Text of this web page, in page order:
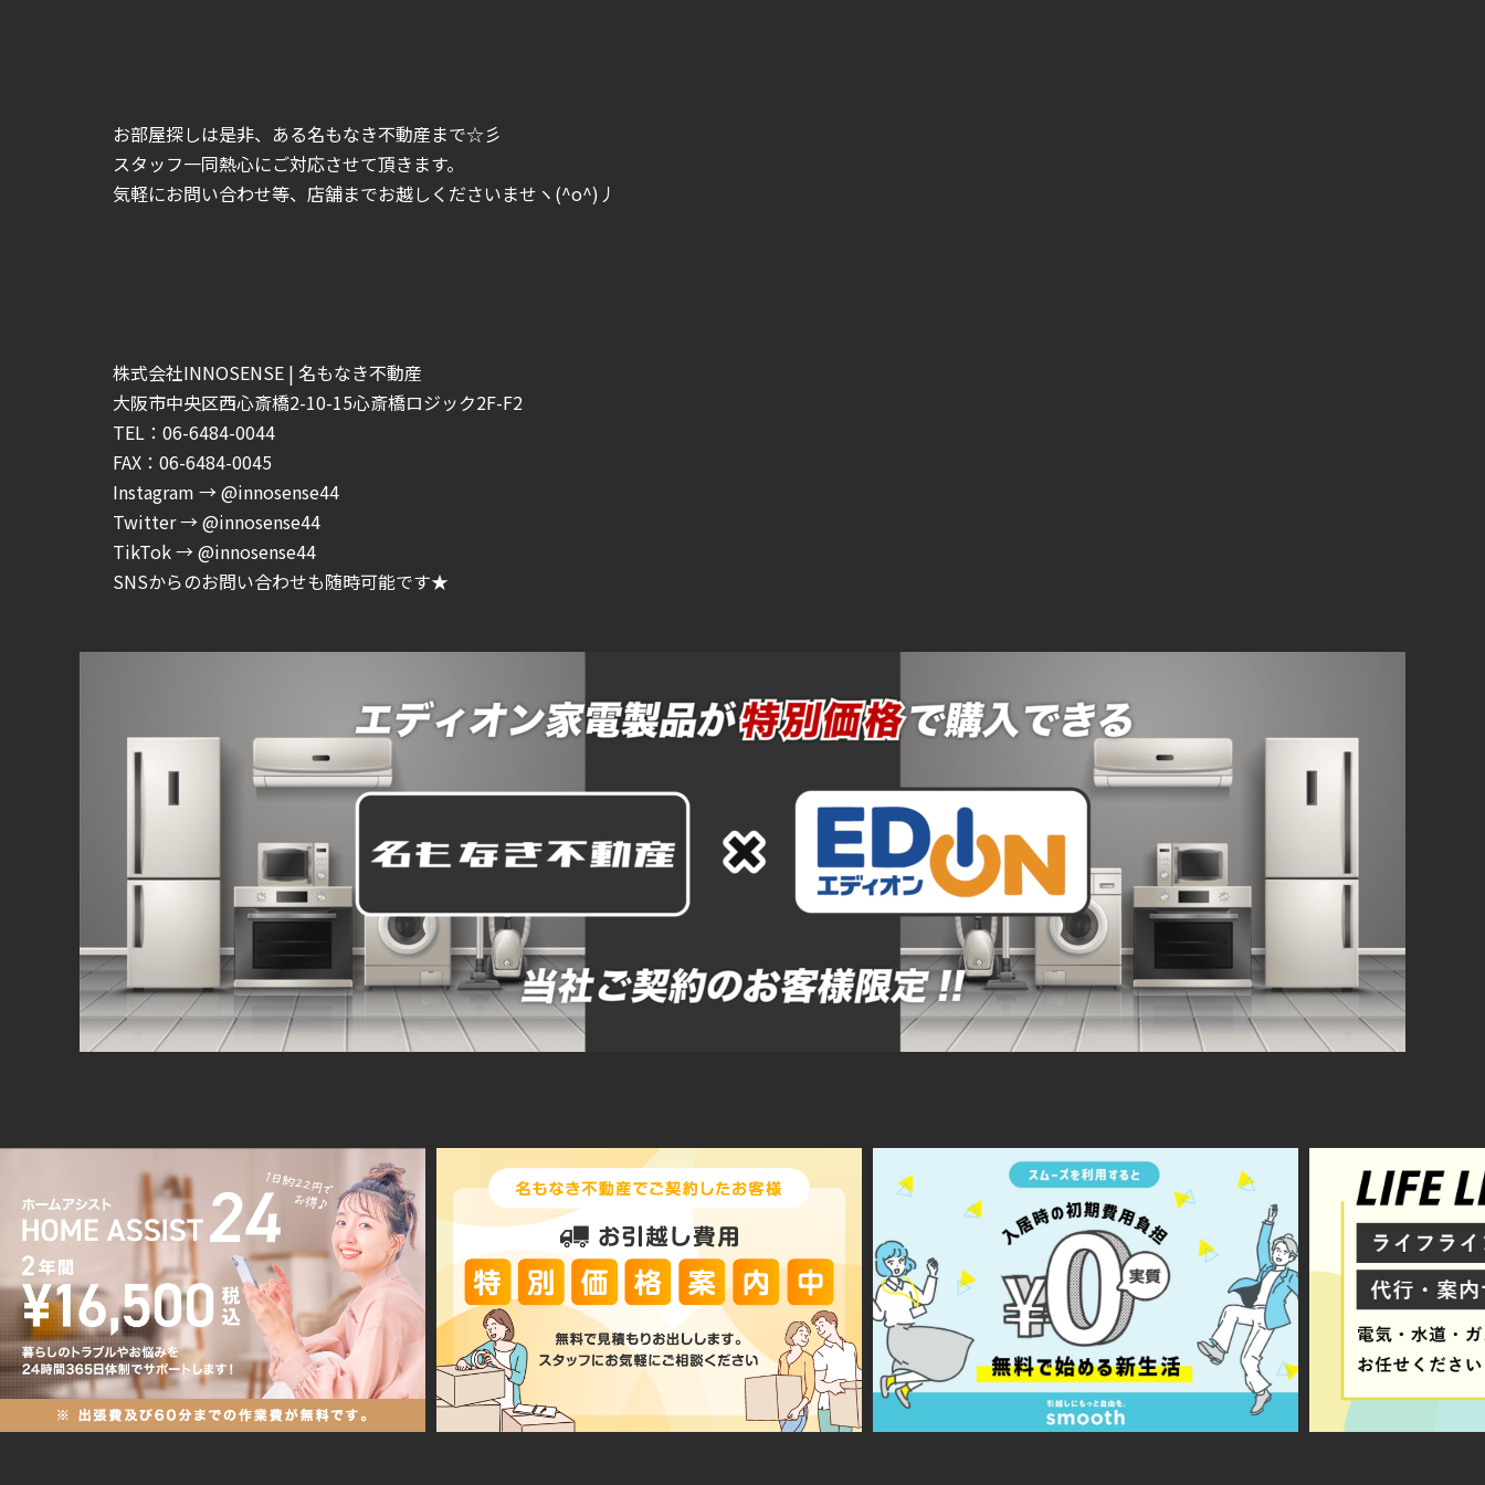
お部屋探しは是非、ある名もなき不動産まで☆彡
スタッフ一同熱心にご対応させて頂きます。
気軽にお問い合わせ等、店舗までお越しくださいませヽ(^o^)丿
株式会社INNOSENSE | 名もなき不動産
大阪市中央区西心斎橋2-10-15心斎橋ロジック2F-F2
TEL：06-6484-0044
FAX：06-6484-0045
Instagram → @innosense44
Twitter → @innosense44
TikTok → @innosense44
SNSからのお問い合わせも随時可能です★